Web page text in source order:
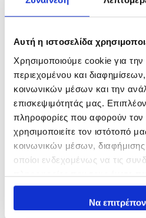
Αυτή η ιστοσελίδα
Χρησιμοποιούμε cookie για την
περιεχομένου και
κοινωνικών μέσων και την
επισκεψιμότητάς μας.
πληροφορίες που αφορούν
χρησιμοποιείτε τον ιστότοπό
κοινωνικών μέσων,
οποίοι ενδεχομένως να τις
πληροφορίες που τους έχετε
έχουν συλλέξει σε σχέση με
των υπηρεσιών τους.
Να
EMERALDAS Nude
12,40€
In Stock
Επιλογή